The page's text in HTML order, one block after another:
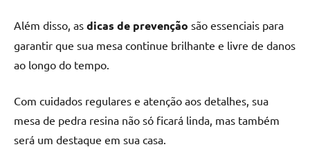
Além disso, as dicas de prevenção são essenciais para
garantir que sua mesa continue brilhante e livre de danos
ao longo do tempo.
Com cuidados regulares e atenção aos detalhes, sua
mesa de pedra resina não só ficará linda, mas também
será um destaque em sua casa.